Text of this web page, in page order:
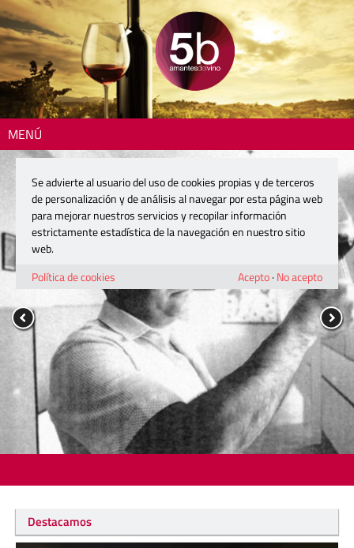
MENÚ
Destacamos
Se advierte al usuario del uso de cookies propias y de terceros
de personalización y de análisis al navegar por esta página web
para mejorar nuestros servicios y recopilar información
estrictamente estadística de la navegación en nuestro sitio
web.
Política de cookies
Acepto· No acepto